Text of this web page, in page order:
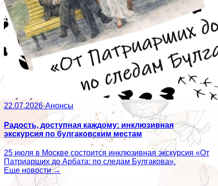
22.07.2026·Анонсы
Радость, доступная каждому: инклюзивная
экскурсия по булгаковским местам
25 июля в Москве состоится инклюзивная экскурсия «От
Патриарших до Арбата: по следам Булгакова».
Еще новости →